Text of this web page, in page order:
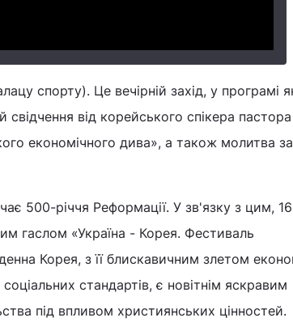
спорту). Це вечірній захід, у програмі
від корейського спікера пастора
економічного дива», а також молитва за
500-річчя Реформації. У зв'язку з цим, 16
гаслом «Україна - Корея. Фестиваль
Корея, з її блискавичним злетом
стандартів, є новітнім яскравим
під впливом християнських цінностей.